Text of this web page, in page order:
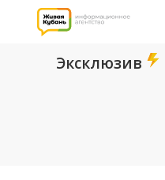
Эксклюзив